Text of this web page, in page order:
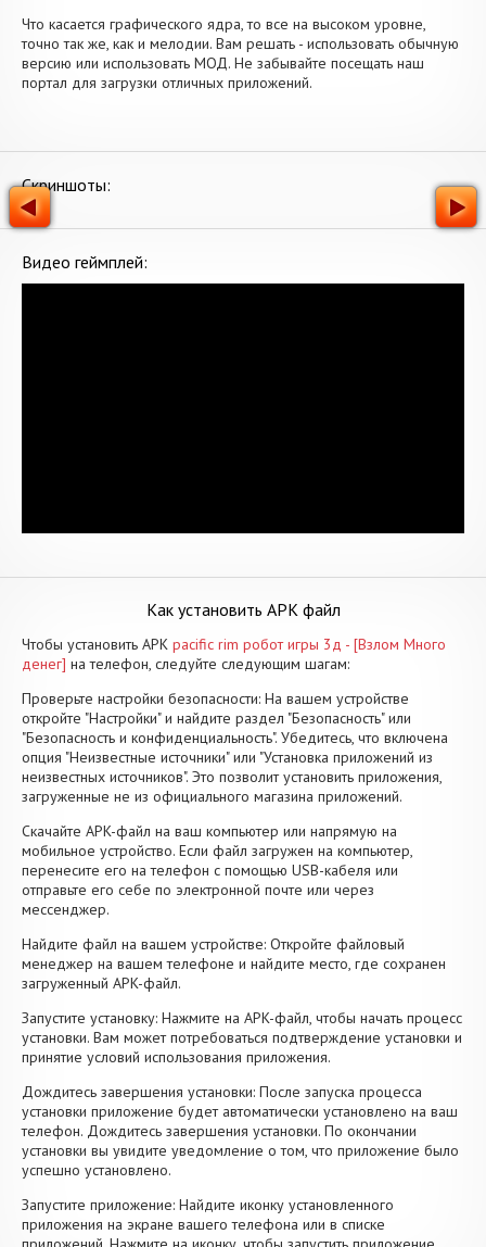
Что касается графического ядра, то все на высоком уровне,
точно так же, как и мелодии. Вам решать - использовать обычную
версию или использовать МОД. Не забывайте посещать наш
портал для загрузки отличных приложений.
Скриншоты:
Видео геймплей:
Как установить APK файл
Чтобы установить APK pacific rim робот игры 3д - [Взлом Много
денег] на телефон, следуйте следующим шагам:
Проверьте настройки безопасности: На вашем устройстве
откройте "Настройки" и найдите раздел "Безопасность" или
"Безопасность и конфиденциальность". Убедитесь, что включена
опция "Неизвестные источники" или "Установка приложений из
неизвестных источников". Это позволит установить приложения,
загруженные не из официального магазина приложений.
Скачайте APK-файл на ваш компьютер или напрямую на
мобильное устройство. Если файл загружен на компьютер,
перенесите его на телефон с помощью USB-кабеля или
отправьте его себе по электронной почте или через
мессенджер.
Найдите файл на вашем устройстве: Откройте файловый
менеджер на вашем телефоне и найдите место, где сохранен
загруженный APK-файл.
Запустите установку: Нажмите на APK-файл, чтобы начать процесс
установки. Вам может потребоваться подтверждение установки и
принятие условий использования приложения.
Дождитесь завершения установки: После запуска процесса
установки приложение будет автоматически установлено на ваш
телефон. Дождитесь завершения установки. По окончании
установки вы увидите уведомление о том, что приложение было
успешно установлено.
Запустите приложение: Найдите иконку установленного
приложения на экране вашего телефона или в списке